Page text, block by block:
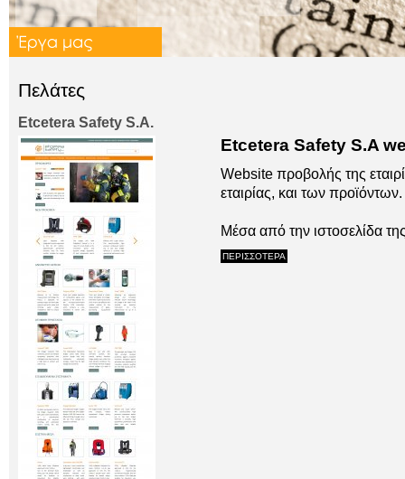
Πελάτες
Etcetera Safety S.A.
Etcetera Safety S.A
Website προβολής της
εταιρίας, και των προϊόντων.
Μέσα από την ιστοσελίδα
ΠΕΡΙΣΣΟΤΕΡΑ